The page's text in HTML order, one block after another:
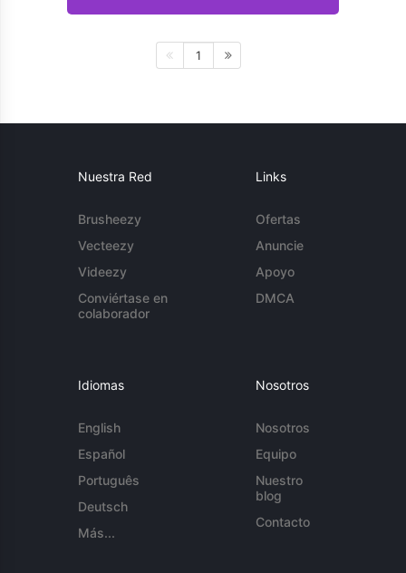
1
Nuestra Red
Brusheezy
Vecteezy
Videezy
Conviértase en
colaborador
Links
Ofertas
Anuncie
Apoyo
DMCA
Idiomas
English
Español
Português
Deutsch
Más...
Nosotros
Nosotros
Equipo
Nuestro
blog
Contacto